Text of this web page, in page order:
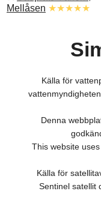
Mellåsen ★★★★★
Källa för
Denna
This website
Källa för
Sentinel satellit